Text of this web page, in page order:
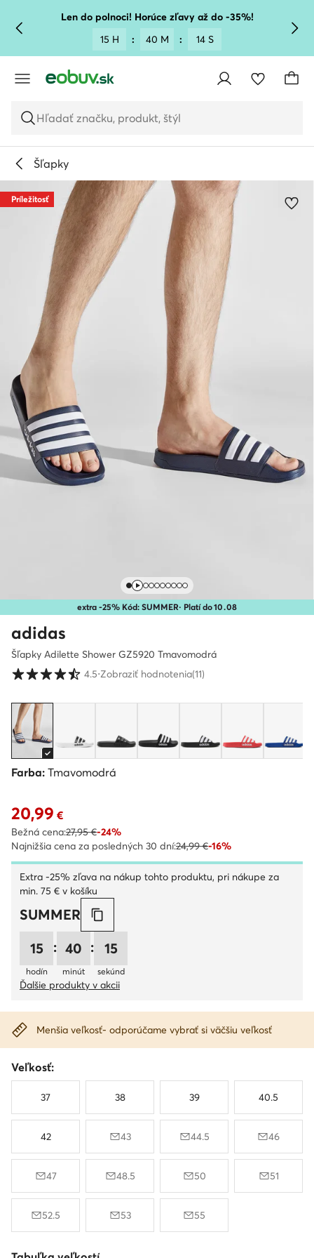
PREJSŤ NA HLAVNÝ OBSAH
PREJSŤ NA VYHĽADÁVANIE
Len do polnoci! Horúce zľavy až do -35%!
15 H
: 40 M : 14 S
Hľadať značku, produkt, štýl
Šľapky
extra -25% Kód: SUMMER· Platí do10.08
Príležitosť
adidas
Šľapky Adilette Shower GZ5920 Tmavomodrá
Hodnotenie zákazníkov v škále od 1 do 5
4.5⋅Zobraziť hodnotenia(11)
Farba: Tmavomodrá
Aktuálna cena 20,99 €
20,99 €
Bežná cena:27,95 €-24%
Najnižšia cena za posledných 30 dní:24,99 €-16%
Extra -25% zľava na nákup tohto produktu, pri nákupe za
min. 75 € v košíku
SUMMER
15
hodín
: 40
minút
: 14
sekúnd
Ďalšie produkty v akcii
Menšia veľkosť- odporúčame vybrať si väčšiu veľkosť
Veľkosť:
37 38 39 40.5
42 43 44.5 46
47 48.5 50 51
52.5 53 55